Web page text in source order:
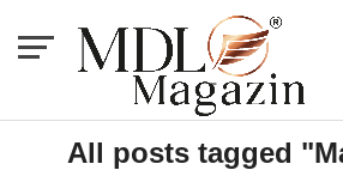
All posts tagged